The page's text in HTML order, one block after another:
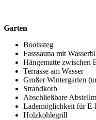
Garten
Bootssteg
Fasssauna mit
Hängematte zwischen
Terrasse am Wasser
Großer Wintergarten
Strandkorb
Abschließbare
Lademöglichkeit für
Holzkohlegrill